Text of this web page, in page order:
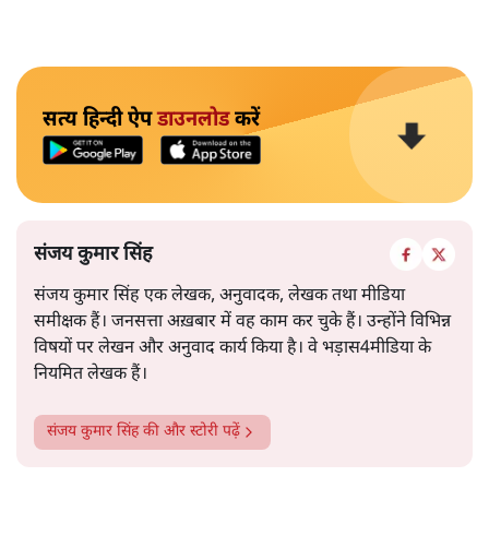
सत्य हिन्दी ऐपडाउनलोडकरें
संजय कुमार सिंह
संजय कुमार सिंह एक लेखक, अनुवादक, लेखक तथा मीडिया
समीक्षक हैं। जनसत्ता अख़बार में वह काम कर चुके हैं। उन्होंने विभिन्न
विषयों पर लेखन और अनुवाद कार्य किया है। वे भड़ास4मीडिया के
नियमित लेखक हैं।
संजय कुमार सिंहकी और स्टोरी पढ़ें